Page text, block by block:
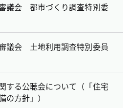
議会 都市づくり調査特別委
議会 土地利用調査特別委員
する公聴会について（「住宅
の方針」）